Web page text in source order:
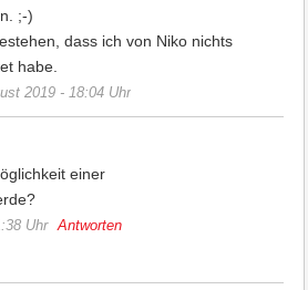
;-)
dass ich von Niko nichts
habe.
2019 - 18:04 Uhr
einer
Uhr Antworten